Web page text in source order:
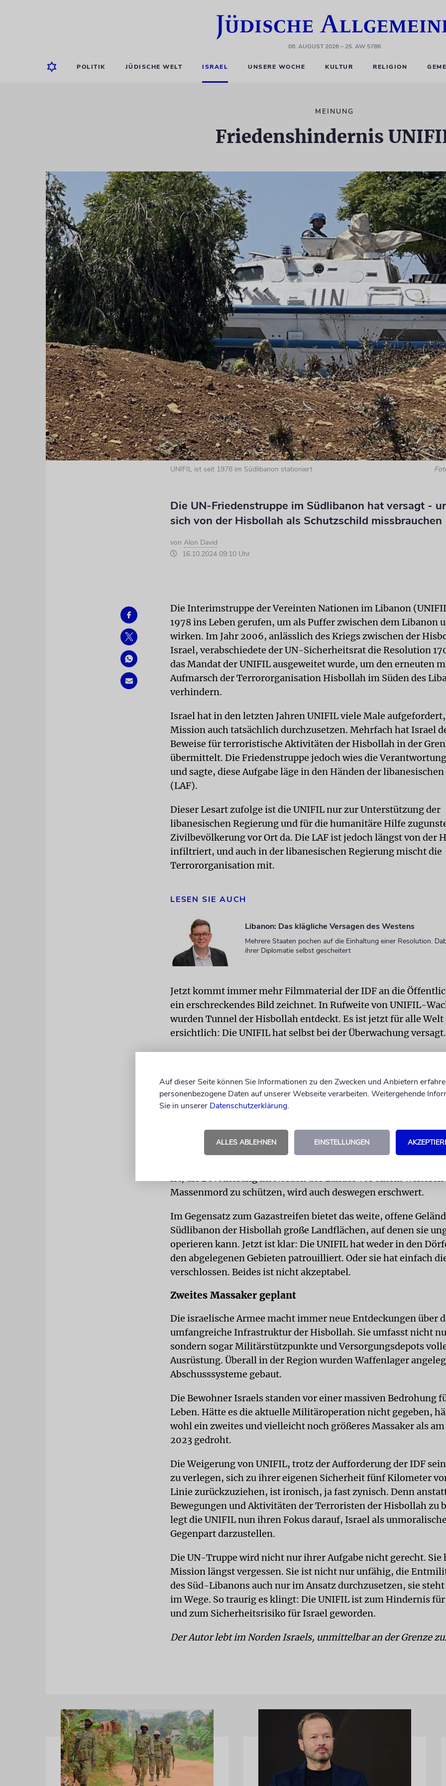
08. AUGUST 2026– 25. AW 5786
POLITIK JÜDISCHE WELT ISRAEL UNSERE WOCHE KULTUR RELIGION
MEINUNG
Friedenshindernis
UNIFIL ist seit 1978 im Südlibanon stationiert
Die UN-Friedenstruppe im Südlibanon hat versagt -
sich von der Hisbollah als Schutzschild missbrauchen
von Alon David
16.10.2024 09:10 Uhr
Die Interimstruppe der Vereinten Nationen im Libanon
1978 ins Leben gerufen, um als Puffer zwischen dem Libanon
wirken. Im Jahr 2006, anlässlich des Kriegs zwischen der
Israel, verabschiedete der UN-Sicherheitsrat die Resolution
das Mandat der UNIFIL ausgeweitet wurde, um den erneuten
Aufmarsch der Terrororganisation Hisbollah im Süden des
verhindern.
Israel hat in den letzten Jahren UNIFIL viele Male
Mission auch tatsächlich durchzusetzen. Mehrfach hat Israel
Beweise für terroristische Aktivitäten der Hisbollah in der
übermittelt. Die Friedenstruppe jedoch wies die
und sagte, diese Aufgabe läge in den Händen der
(LAF).
Dieser Lesart zufolge ist die UNIFIL nur zur Unterstützung der
libanesischen Regierung und für die humanitäre Hilfe
Zivilbevölkerung vor Ort da. Die LAF ist jedoch längst von der
infiltriert, und auch in der libanesischen Regierung mischt die
Terrororganisation mit.
LESEN SIE AUCH
Libanon: Das klägliche Versagen des Westens
Mehrere Staaten pochen auf die Einhaltung einer Resolution.
ihrer Diplomatie selbst gescheitert
Jetzt kommt immer mehr Filmmaterial der IDF an die
ein erschreckendes Bild zeichnet. In Rufweite von UNIFIL-
wurden Tunnel der Hisbollah entdeckt. Es ist jetzt für alle
ersichtlich: Die UNIFIL hat selbst bei der Überwachung versagt.
Waffen dorthin verbringen. Offenbar war ein zweites Massaker
im Stil des Angriffs der Hamas vom 7. Oktober 2023 geplant.
Augen der internationalen Gemeinschaft.
Die Hisbollah geht taktisch klug vor. Sie nutzt die Peacekeeper
menschliche Schutzschilder. Doch die UNIFIL weigert sich
ist, die Bevölkerung im Norden des Landes vor einem weiteren
Massenmord zu schützen, wird auch deswegen erschwert.
Im Gegensatz zum Gazastreifen bietet das weite, offene
Südlibanon der Hisbollah große Landflächen, auf denen sie
operieren kann. Jetzt ist klar: Die UNIFIL hat weder in den
den abgelegenen Gebieten patrouilliert. Oder sie hat einfach
verschlossen. Beides ist nicht akzeptabel.
Zweites Massaker geplant
Die israelische Armee macht immer neue Entdeckungen über
umfangreiche Infrastruktur der Hisbollah. Sie umfasst nicht
sondern sogar Militärstützpunkte und Versorgungsdepots
Ausrüstung. Überall in der Region wurden Waffenlager
Abschusssysteme gebaut.
Die Bewohner Israels standen vor einer massiven Bedrohung
Leben. Hätte es die aktuelle Militäroperation nicht gegeben,
wohl ein zweites und vielleicht noch größeres Massaker als
2023 gedroht.
Die Weigerung von UNIFIL, trotz der Aufforderung der IDF
zu verlegen, sich zu ihrer eigenen Sicherheit fünf Kilometer
Linie zurückzuziehen, ist ironisch, ja fast zynisch. Denn
Bewegungen und Aktivitäten der Terroristen der Hisbollah zu
legt die UNIFIL nun ihren Fokus darauf, Israel als
Gegenpart darzustellen.
Die UN-Truppe wird nicht nur ihrer Aufgabe nicht gerecht. Sie
Mission längst vergessen. Sie ist nicht nur unfähig, die
des Süd-Libanons auch nur im Ansatz durchzusetzen, sie
im Wege. So traurig es klingt: Die UNIFIL ist zum Hindernis
und zum Sicherheitsrisiko für Israel geworden.
Der Autor lebt im Norden Israels, unmittelbar an der Grenze
Auf dieser Seite können Sie Informationen zu den Zwecken und Anbietern
personenbezogene Daten auf unserer Webseite verarbeiten. Weitergehende
Sie in unserer Datenschutzerklärung.
ALLES ABLEHNEN EINSTELLUNGEN